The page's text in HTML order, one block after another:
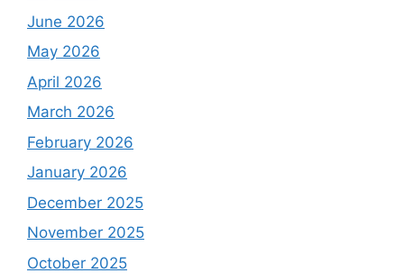
June 2026
May 2026
April 2026
March 2026
February 2026
January 2026
December 2025
November 2025
October 2025